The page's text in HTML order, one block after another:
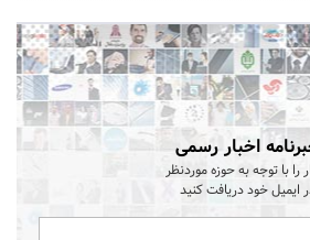
اخبار رسمی
را با توجه به حوزه موردنظر
ایمیل خود دریافت کنید